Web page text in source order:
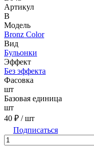
Артикул
B
Модель
Bronz Color
Вид
Бульонки
Эффект
Без эффекта
Фасовка
шт
Базовая единица
шт
40 ₽ / шт
Подписаться